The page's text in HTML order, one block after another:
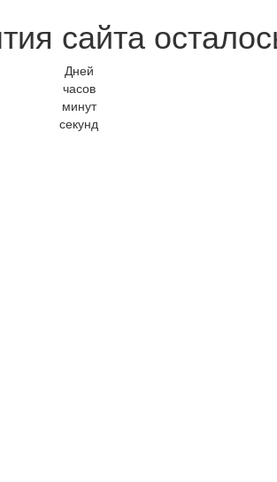
сайта
Дней
часов
минут
секунд